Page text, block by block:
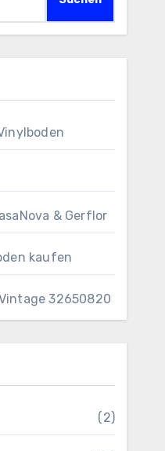
& Gerflor
kaufen
32650820
(2)